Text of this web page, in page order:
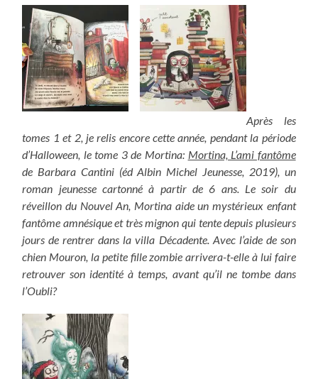
Après les
tomes 1 et 2, je relis encore cette année, pendant la période
d’Halloween, le tome 3 de Mortina: Mortina, L’ami fantôme
de Barbara Cantini (éd Albin Michel Jeunesse, 2019), un
roman jeunesse cartonné à partir de 6 ans. Le soir du
réveillon du Nouvel An, Mortina aide un mystérieux enfant
fantôme amnésique et très mignon qui tente depuis plusieurs
jours de rentrer dans la villa Décadente. Avec l’aide de son
chien Mouron, la petite fille zombie arrivera-t-elle à lui faire
retrouver son identité à temps, avant qu’il ne tombe dans
l’Oubli?